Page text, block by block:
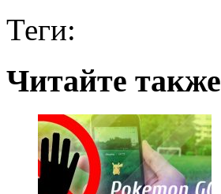
Теги:
Читайте также